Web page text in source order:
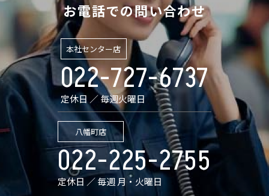
お電話での問い合わせ
本社センター店
022-727-6737
定休日 ／ 毎週火曜日
八幡町店
022-225-2755
定休日 ／ 毎週 月・火曜日